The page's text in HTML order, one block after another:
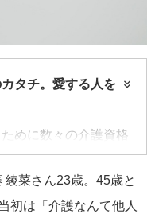
タチ。愛する人を
めに数々の介護資格
のか。本連載では、
合うすべての人に役
菜さん23歳。45歳と
初は「介護なんて他人